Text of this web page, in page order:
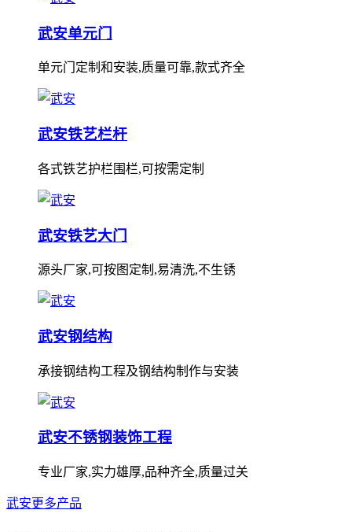
武安单元门
单元门定制和安装,质量可靠,款式齐全
武安铁艺栏杆
各式铁艺护栏围栏,可按需定制
武安铁艺大门
源头厂家,可按图定制,易清洗,不生锈
武安钢结构
承接钢结构工程及钢结构制作与安装
武安不锈钢装饰工程
专业厂家,实力雄厚,品种齐全,质量过关
武安更多产品